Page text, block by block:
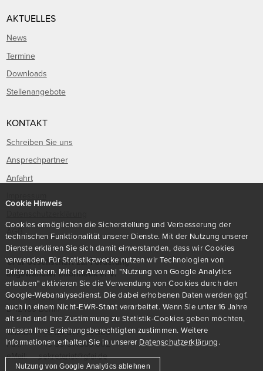
Cookie Hinweis
Cookies ermöglichen die Sicherstellung und Verbesserung der
technischen Funktionalität unserer Dienste. Mit der Nutzung unserer
Dienste erklären Sie sich damit einverstanden, dass wir Cookies
verwenden. Für Statistikzwecke nutzen wir Technologien von
Drittanbietern. Mit der Auswahl "Nutzung von Google Analytics
erlauben" aktivieren Sie die Verwendung von Cookies durch den
Google-Webanalysedienst. Die dabei erhobenen Daten werden ggf.
auch in einem Nicht-EWR-Staat verarbeitet. Wenn Sie unter 16 Jahre
alt sind und Ihre Zustimmung zu Statistik-Cookies geben möchten,
müssen Ihre Erziehungsberechtigten zustimmen. Weitere
Informationen erhalten Sie in unserer Datenschutzerklärung.
Nutzung von Google Analytics ablehnen
AKTUELLES
News
Termine
Downloads
Stellenangebote
KONTAKT
Schreiben Sie uns
Ansprechpartner
Anfahrt
AGB
GFaI Gesellschaft zur Förderung
angewandter Informatik e. V.
Volmerstraße 3
D-12489 Berlin
Telefon: +49 30 814563-300
Fax:
+49 30 814563-302
eMail:
sekretariat@gfai.de